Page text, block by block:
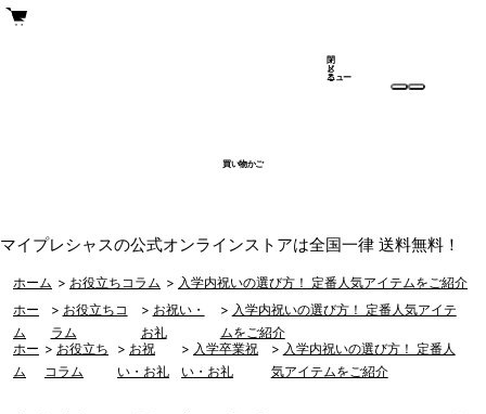
買い物かご
メ
ニュー
閉
じ
る
マイプレシャスの公式オンラインストアは全国一律 送料無料！
ホーム > お役立ちコラム > 入学内祝いの選び方！ 定番人気アイテムをご紹介
ホー
ム
> お役立ちコ
ラム
> お祝い・
お礼
> 入学内祝いの選び方！ 定番人気アイテ
ムをご紹介
ホー
ム
> お役立ち
コラム
> お祝
い・お礼
> 入学卒業祝
い・お礼
> 入学内祝いの選び方！ 定番人
気アイテムをご紹介